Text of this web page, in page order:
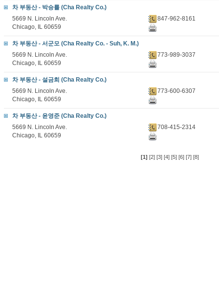
차 부동산 - 박승률 (Cha Realty Co.)
5669 N. Lincoln Ave.
Chicago, IL 60659
847-962-8161
차 부동산 - 서군모 (Cha Realty Co. - Suh, K. M.)
5669 N. Lincoln Ave.
Chicago, IL 60659
773-989-3037
차 부동산 - 설금희 (Cha Realty Co.)
5669 N. Lincoln Ave.
Chicago, IL 60659
773-600-6307
차 부동산 - 윤영준 (Cha Realty Co.)
5669 N. Lincoln Ave.
Chicago, IL 60659
708-415-2314
[1] [2] [3] [4] [5] [6] [7] [8]